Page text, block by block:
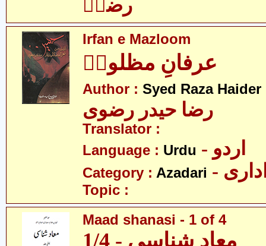
رضاؑ
Irfan e Mazloom
عرفانِ مظلومؑ
Author : Syed Raza Haider
رضا حیدر رضوی
Translator :
Language : Urdu - اردو
Category : Azadari
Topic :
Maad shanasi - 1 of 4
معاد شناسی - 1/4